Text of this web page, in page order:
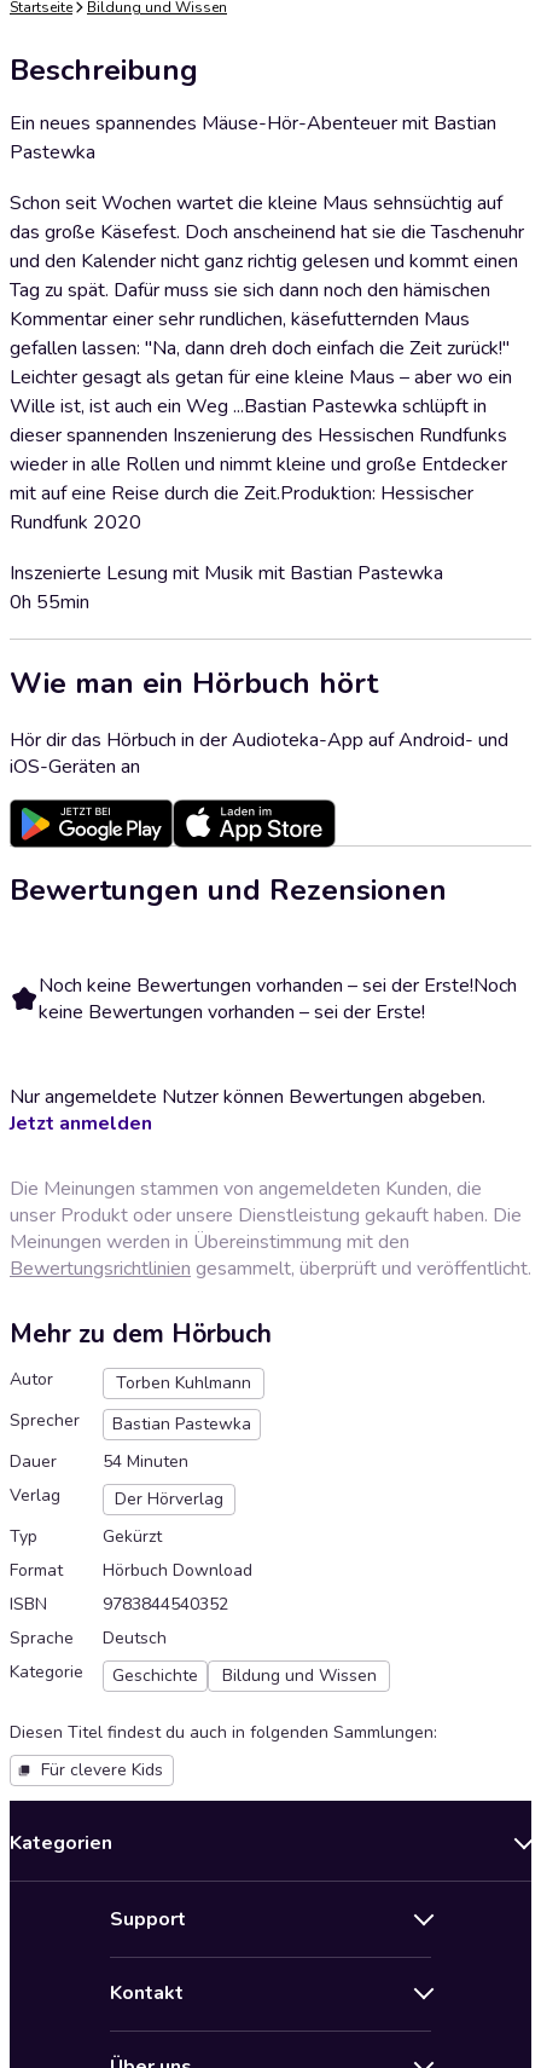
Startseite Bildung und Wissen
Beschreibung
Ein neues spannendes Mäuse-Hör-Abenteuer mit Bastian
Pastewka
Schon seit Wochen wartet die kleine Maus sehnsüchtig auf
das große Käsefest. Doch anscheinend hat sie die Taschenuhr
und den Kalender nicht ganz richtig gelesen und kommt einen
Tag zu spät. Dafür muss sie sich dann noch den hämischen
Kommentar einer sehr rundlichen, käsefutternden Maus
gefallen lassen: "Na, dann dreh doch einfach die Zeit zurück!"
Leichter gesagt als getan für eine kleine Maus – aber wo ein
Wille ist, ist auch ein Weg ...Bastian Pastewka schlüpft in
dieser spannenden Inszenierung des Hessischen Rundfunks
wieder in alle Rollen und nimmt kleine und große Entdecker
mit auf eine Reise durch die Zeit.Produktion: Hessischer
Rundfunk 2020
Inszenierte Lesung mit Musik mit Bastian Pastewka
0h 55min
Wie man ein Hörbuch hört
Hör dir das Hörbuch in der Audioteka-App auf Android- und
iOS-Geräten an
Bewertungen und Rezensionen
Noch keine Bewertungen vorhanden – sei der Erste!Noch
keine Bewertungen vorhanden – sei der Erste!
Nur angemeldete Nutzer können Bewertungen abgeben.
Jetzt anmelden
Die Meinungen stammen von angemeldeten Kunden, die
unser Produkt oder unsere Dienstleistung gekauft haben. Die
Meinungen werden in Übereinstimmung mit den
Bewertungsrichtlinien gesammelt, überprüft und veröffentlicht.
Mehr zu dem Hörbuch
Autor
Torben Kuhlmann
Sprecher
Bastian Pastewka
Dauer
54 Minuten
Verlag
Der Hörverlag
Typ
Gekürzt
Format
Hörbuch Download
ISBN
9783844540352
Sprache
Deutsch
Kategorie
Geschichte Bildung und Wissen
Diesen Titel findest du auch in folgenden Sammlungen:
Für clevere Kids
Kategorien
Support
AGB für Audioteka Abo
Kontakt